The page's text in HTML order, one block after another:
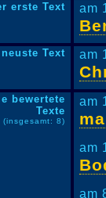
erste Text am
neuste Text am
bewertete
Texte
(insgesamt: 8)
am
am
am